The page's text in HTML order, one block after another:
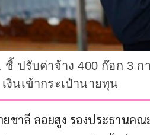
ชี้ ปรับค่าจ้าง 400 ก๊อก 3
งินเข้ากระเป๋านายทุน
ยชาลี ลอยสูง รองประธานค